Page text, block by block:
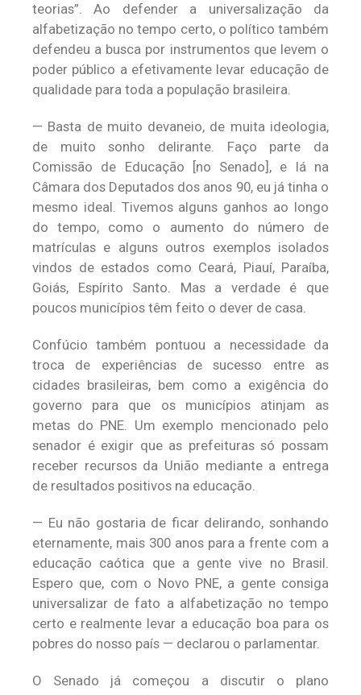
teorias”. Ao defender a universalização da
alfabetização no tempo certo, o político também
defendeu a busca por instrumentos que levem o
poder público a efetivamente levar educação de
qualidade para toda a população brasileira.
— Basta de muito devaneio, de muita ideologia,
de muito sonho delirante. Faço parte da
Comissão de Educação [no Senado], e lá na
Câmara dos Deputados dos anos 90, eu já tinha o
mesmo ideal. Tivemos alguns ganhos ao longo
do tempo, como o aumento do número de
matrículas e alguns outros exemplos isolados
vindos de estados como Ceará, Piauí, Paraíba,
Goiás, Espírito Santo. Mas a verdade é que
poucos municípios têm feito o dever de casa.
Confúcio também pontuou a necessidade da
troca de experiências de sucesso entre as
cidades brasileiras, bem como a exigência do
governo para que os municípios atinjam as
metas do PNE. Um exemplo mencionado pelo
senador é exigir que as prefeituras só possam
receber recursos da União mediante a entrega
de resultados positivos na educação.
— Eu não gostaria de ficar delirando, sonhando
eternamente, mais 300 anos para a frente com a
educação caótica que a gente vive no Brasil.
Espero que, com o Novo PNE, a gente consiga
universalizar de fato a alfabetização no tempo
certo e realmente levar a educação boa para os
pobres do nosso país — declarou o parlamentar.
O Senado já começou a discutir o plano